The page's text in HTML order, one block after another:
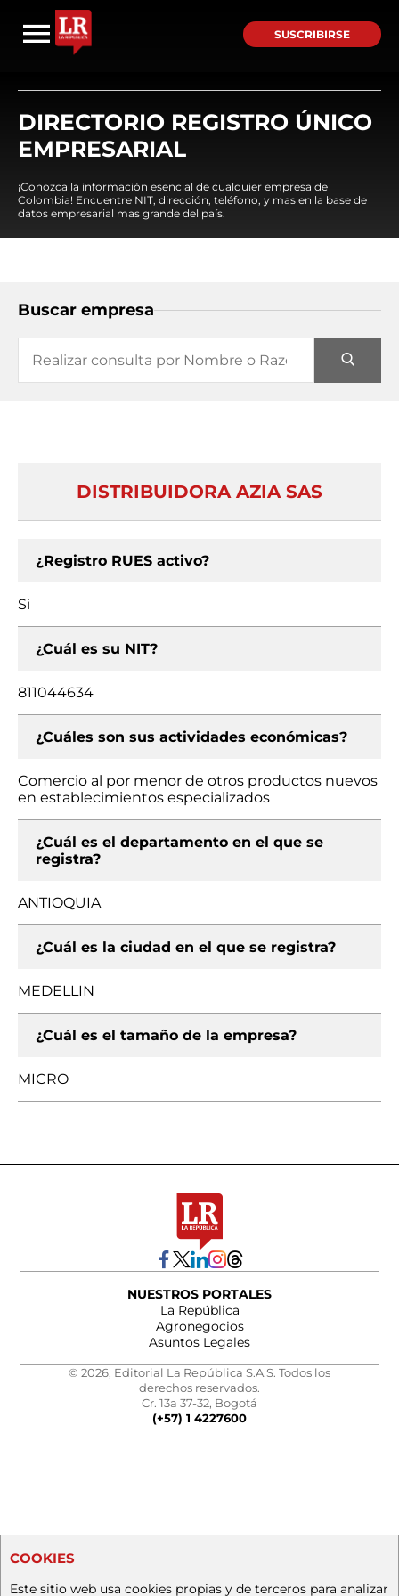
SUSCRIBIRSE
DIRECTORIO REGISTRO ÚNICO
EMPRESARIAL
¡Conozca la información esencial de cualquier empresa de
Colombia! Encuentre NIT, dirección, teléfono, y mas en la base de
datos empresarial mas grande del país.
Buscar empresa
DISTRIBUIDORA AZIA SAS
¿Registro RUES activo?
Si
¿Cuál es su NIT?
811044634
¿Cuáles son sus actividades económicas?
Comercio al por menor de otros productos nuevos
en establecimientos especializados
¿Cuál es el departamento en el que se
registra?
ANTIOQUIA
¿Cuál es la ciudad en el que se registra?
MEDELLIN
¿Cuál es el tamaño de la empresa?
MICRO
NUESTROS PORTALES
La República
Agronegocios
Asuntos Legales
© 2026, Editorial La República S.A.S. Todos los
derechos reservados.
Cr. 13a 37-32, Bogotá
(+57) 1 4227600
COOKIES
Este sitio web usa cookies propias y de terceros para analizar